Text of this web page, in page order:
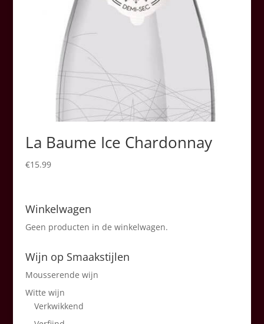
La Baume Ice Chardonnay
€15.99
Winkelwagen
Geen producten in de winkelwagen.
Wijn op Smaakstijlen
Mousserende wijn
Witte wijn
Verkwikkend